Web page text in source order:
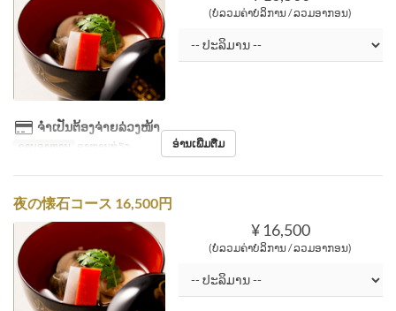
(ບໍ່ລວມຄ່າບໍລິການ / ລວມອາກອນ)
ຈຳເປັນຕ້ອງຈ່າຍລ່ວງໜ້າ
ຄາບອາຫານ ອາຫານທ່ຽງ ອ່ານເພີ່ມຕື່ມ
夜の懐石コース 16,500円
¥ 16,500
(ບໍ່ລວມຄ່າບໍລິການ / ລວມອາກອນ)